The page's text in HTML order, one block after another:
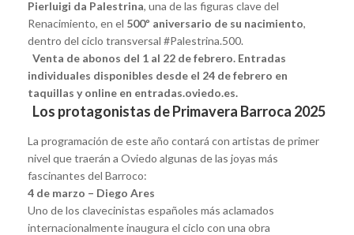
Pierluigi da Palestrina, una de las figuras clave del
Renacimiento, en el 500º aniversario de su nacimiento,
dentro del ciclo transversal #Palestrina.500.
Venta de abonos del 1 al 22 de febrero. Entradas
individuales disponibles desde el 24 de febrero en
taquillas y online en entradas.oviedo.es.
Los protagonistas de Primavera Barroca 2025
La programación de este año contará con artistas de primer
nivel que traerán a Oviedo algunas de las joyas más
fascinantes del Barroco:
4 de marzo – Diego Ares
Uno de los clavecinistas españoles más aclamados
internacionalmente inaugura el ciclo con una obra